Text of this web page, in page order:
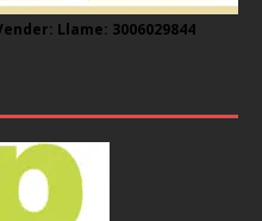
Llame: 3006029844